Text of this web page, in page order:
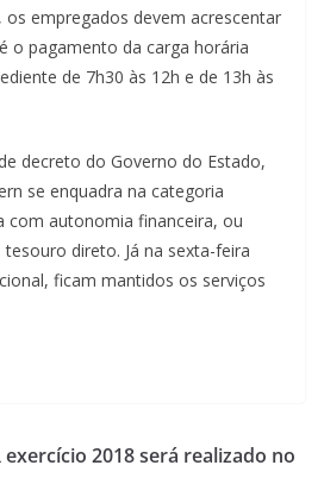
os empregados devem acrescentar
o pagamento da carga horária
de 7h30 às 12h e de 13h às
decreto do Governo do Estado,
se enquadra na categoria
com autonomia financeira, ou
direto. Já na sexta-feira
ficam mantidos os serviços
exercício 2018 será realizado no